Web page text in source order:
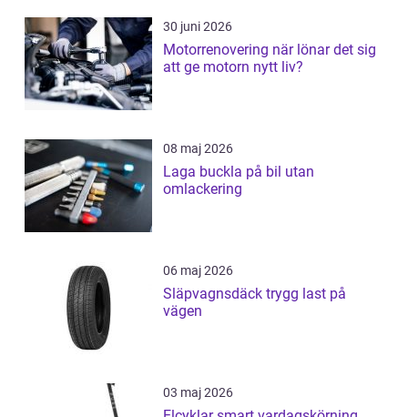
30 juni 2026
Motorrenovering när lönar det sig
att ge motorn nytt liv?
08 maj 2026
Laga buckla på bil utan
omlackering
06 maj 2026
Släpvagnsdäck trygg last på
vägen
03 maj 2026